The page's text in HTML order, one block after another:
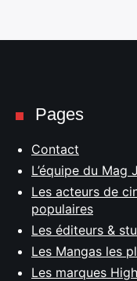
Pages
Contact
L’équipe du Mag
Les acteurs de
populaires
Les éditeurs &
Les Mangas les
Les marques